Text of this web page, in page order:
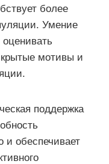
более
Умение
мотивы и
поддержка
и обеспечивает